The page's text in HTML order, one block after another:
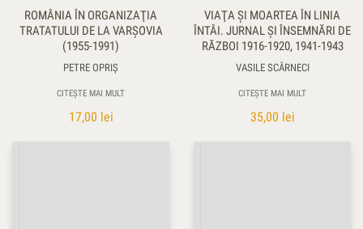
ROMÂNIA ÎN ORGANIZAŢIA
TRATATULUI DE LA VARŞOVIA
(1955-1991)
PETRE OPRIŞ
CITEȘTE MAI MULT
17,00 lei
VIAŢA ŞI MOARTEA ÎN LINIA
ÎNTÂI. JURNAL ŞI ÎNSEMNĂRI DE
RĂZBOI 1916-1920, 1941-1943
VASILE SCÂRNECI
CITEȘTE MAI MULT
35,00 lei